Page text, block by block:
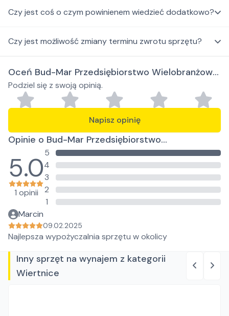
Czy jest coś o czym powinienem wiedzieć dodatkowo?
Czy jest możliwość zmiany terminu zwrotu sprzętu?
Oceń Bud-Mar Przedsiębiorstwo Wielobranżowe
Marcin Pączek
Podziel się z swoją opinią.
Napisz opinię
Opinie o Bud-Mar Przedsiębiorstwo
Wielobranżowe Marcin Pączek
5.0
1 opinii
5
4
3
2
1
Marcin
09.02.2025
Najlepsza wypożyczalnia sprzętu w okolicy
Inny sprzęt na wynajem z kategorii
Wiertnice